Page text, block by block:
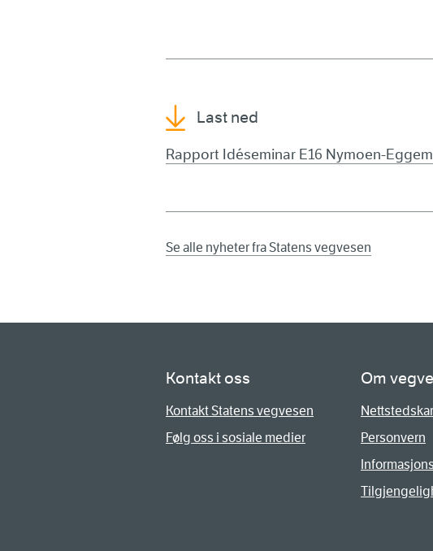
Last ned
Rapport Idéseminar E16 Nymoen-
Se alle nyheter fra Statens vegvesen
Kontakt oss
Kontakt Statens vegvesen
Følg oss i sosiale medier
Om
Personvern